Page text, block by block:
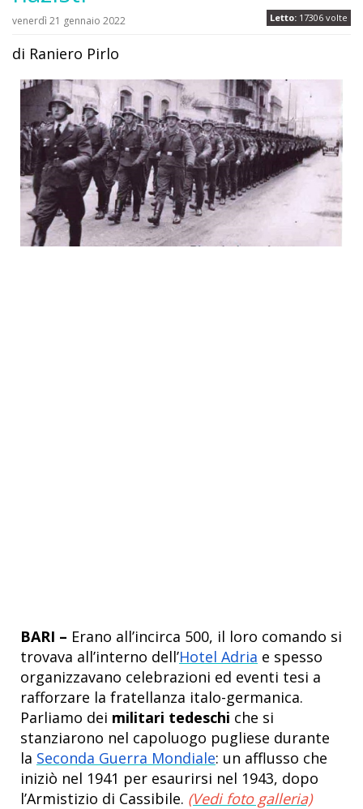
Letto: 17306 volte
venerdì 21 gennaio 2022
di Raniero Pirlo
BARI – Erano all’incirca 500, il loro comando si
trovava all’interno dell’Hotel Adria e spesso
organizzavano celebrazioni ed eventi tesi a
rafforzare la fratellanza italo-germanica.
Parliamo dei militari tedeschi che si
stanziarono nel capoluogo pugliese durante
la Seconda Guerra Mondiale: un afflusso che
iniziò nel 1941 per esaurirsi nel 1943, dopo
l’Armistizio di Cassibile. (Vedi foto galleria)